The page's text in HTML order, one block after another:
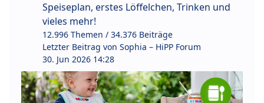
Speiseplan, erstes Löffelchen, Trinken und
vieles mehr!
12.996 Themen / 34.376 Beiträge
Letzter Beitrag von Sophia – HiPP Forum
30. Jun 2026 14:28